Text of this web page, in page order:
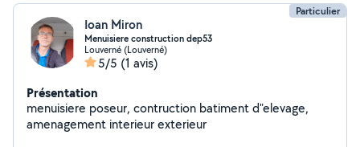
Particulier
Ioan Miron
Menuisiere construction dep53
Louverné (Louverné)
5/5 (1 avis)
Présentation
menuisiere poseur, contruction batiment d"elevage,
amenagement interieur exterieur